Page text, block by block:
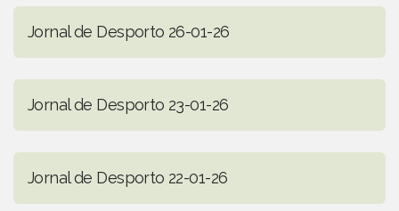
Jornal de Desporto 26-01-26
Jornal de Desporto 23-01-26
Jornal de Desporto 22-01-26